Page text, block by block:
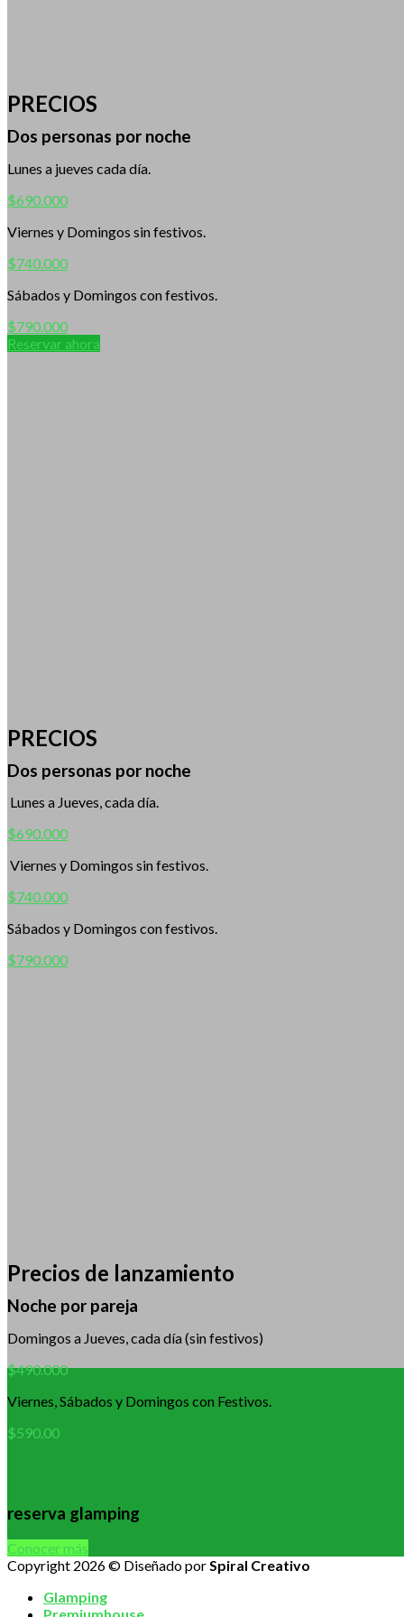
PRECIOS
Dos personas por noche
Lunes a jueves cada día.
$690.000
Viernes y Domingos sin festivos.
$740.000
Sábados y Domingos con festivos.
$790.000
Reservar ahora
PRECIOS
Dos personas por noche
Lunes a Jueves, cada día.
$690.000
Viernes y Domingos sin festivos.
$740.000
Sábados y Domingos con festivos.
$790.000
Precios de lanzamiento
Noche por pareja
Domingos a Jueves, cada día (sin festivos)
$490.000
Viernes, Sábados y Domingos con Festivos.
$590.00
reserva glamping
Conocer más
Copyright 2026 © Diseñado porSpiral Creativo
Glamping